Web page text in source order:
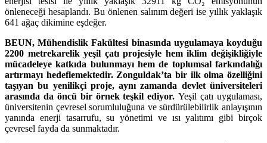
önleneceği hesaplandı. Bu önlenen salınım değeri ise yıllık yaklaşık
641 ağaç dikimine eşdeğer.
BEUN, Mühendislik Fakültesi binasında uygulamaya koyduğu
2200 metrekarelik yeşil çatı projesiyle hem iklim değişikliğiyle
mücadeleye katkıda bulunmayı hem de toplumsal farkındalığı
artırmayı hedeflemektedir. Zonguldak’ta bir ilk olma özelliğini
taşıyan bu yenilikçi proje, aynı zamanda devlet üniversiteleri
arasında da öncü bir örnek teşkil ediyor.Yeşil çatı uygulaması,
üniversitenin çevresel sorumluluğuna ve sürdürülebilirlik anlayışının
yanında enerji tasarrufu, su yönetimi ve ısı yalıtımı gibi birçok
çevresel fayda da sunmaktadır.